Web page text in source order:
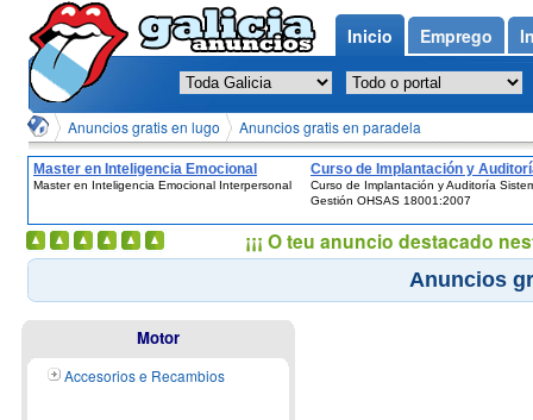
Anuncios gratis en lugo Anuncios gratis en paradela
Master en Inteligencia Emocional
Interpersonal
Master en Inteligencia Emocional Interpersonal
Curso de Implantación y
Sistemas de Gestión OHSAS
18001:2007
Curso de Implantación y Auditoría
Gestión OHSAS 18001:2007
Anuncios
Motor
Accesorios e Recambios
Inicio Emprego
¡¡¡ O teu anuncio destacado